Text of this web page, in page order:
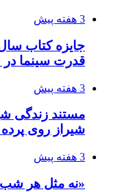
3 هفته پیش
جایزه کتاب
قدرت سینما
3 هفته پیش
مستند زندگی
شیراز روی
3 هفته پیش
«نه مثل هر